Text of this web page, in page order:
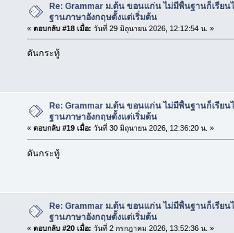
Re: Grammar ม.ต้น ขอนแก่น ไม่มีพื้นฐานก็เรียน
ฐานภาษาอังกฤษตั้งแต่เริ่มต้น
« ตอบกลับ #18 เมื่อ: วันที่ 29 มิถุนายน 2026, 12:12:54 น. »
ดันกระทู้
Re: Grammar ม.ต้น ขอนแก่น ไม่มีพื้นฐานก็เรียน
ฐานภาษาอังกฤษตั้งแต่เริ่มต้น
« ตอบกลับ #19 เมื่อ: วันที่ 30 มิถุนายน 2026, 12:36:20 น. »
ดันกระทู้
Re: Grammar ม.ต้น ขอนแก่น ไม่มีพื้นฐานก็เรียน
ฐานภาษาอังกฤษตั้งแต่เริ่มต้น
« ตอบกลับ #20 เมื่อ: วันที่ 2 กรกฎาคม 2026, 13:52:36 น. »